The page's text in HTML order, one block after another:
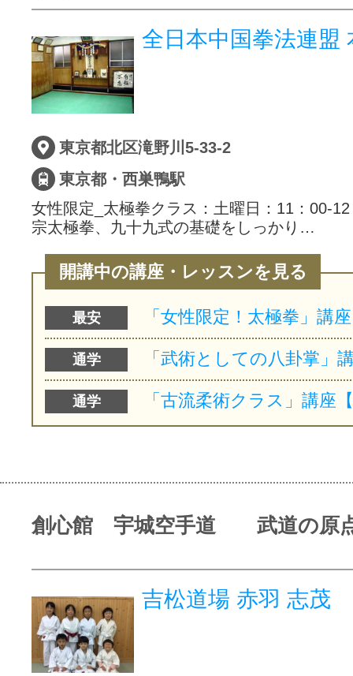
全日本中国拳法連盟
東京都北区滝野川5-33-2
東京都・西巣鴨駅
女性限定_太極拳クラス：土曜日：11：00-
宗太極拳、九十九式の基礎をしっかり…
開講中の講座・レッスンを見る
最安
通学
通学
創心館 宇城空手道 武道の原
吉松道場 赤羽 志茂